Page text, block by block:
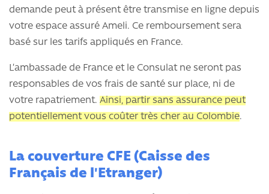
demande peut à présent être transmise en ligne depuis
votre espace assuré Ameli. Ce remboursement sera
basé sur les tarifs appliqués en France.
L’ambassade de France et le Consulat ne seront pas
responsables de vos frais de santé sur place, ni de
votre rapatriement. Ainsi, partir sans assurance peut
potentiellement vous coûter très cher au Colombie.
La couverture CFE (Caisse des
Français de l'Etranger)